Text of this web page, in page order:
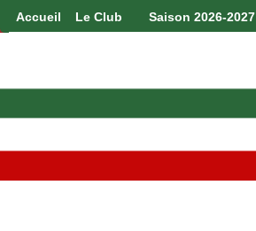
Accueil Le Club Saison 2026-2027